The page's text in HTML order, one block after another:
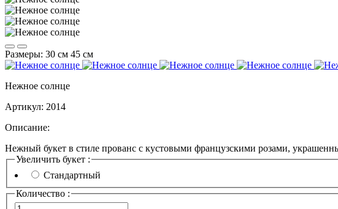
Размеры: 30 см 45 см
Нежное солнце
Артикул: 2014
Описание:
Нежный букет в стиле прованс с кустовыми французскими розами,
Увеличить букет :
Стандартный
Количество :